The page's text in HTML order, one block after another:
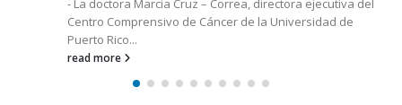
Centro Comprensivo de Cáncer de la Universidad de
Puerto Rico...
read more